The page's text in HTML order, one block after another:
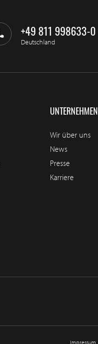
+49 811 998633-0
Deutschland
UNTERNEHMEN
Wir über uns
News
Presse
Karriere
Impressum